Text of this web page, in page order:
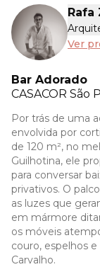
Rafa
Ver
Bar Adorado
CASACOR São
Por trás de uma
envolvida por
de 120 m², no
Guilhotina, ele
para conversar
privativos. O
as luzes que
em mármore
os móveis
couro, espelhos
Carvalho.